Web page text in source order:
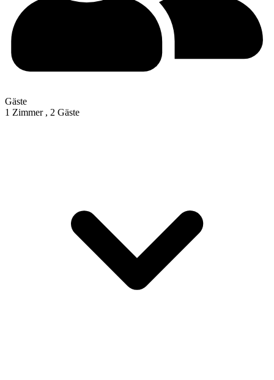
Gäste
1 Zimmer , 2 Gäste